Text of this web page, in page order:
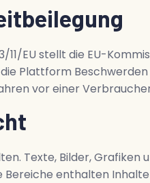
11/EU stellt die EU-
Plattform Beschwerden
vor einer
Texte, Bilder,
Bereiche enthalten